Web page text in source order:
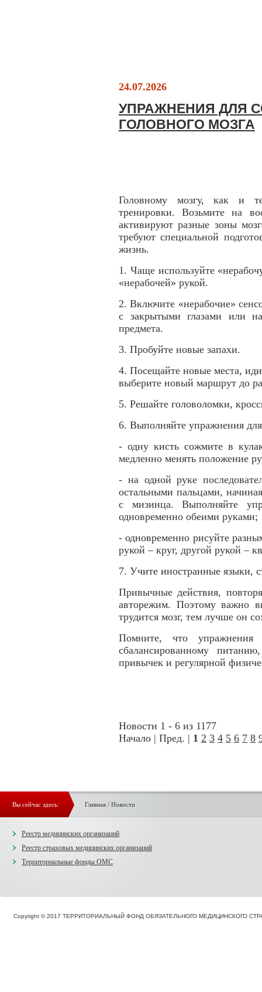
24.07.2026
УПРАЖНЕНИЯ ДЛЯ
ГОЛОВНОГО МОЗГА
Головному мозгу, как и
тренировки. Возьмите на
активируют разные зоны
требуют специальной
жизнь.
1. Чаще используйте
«нерабочей» рукой.
2. Включите «нерабочие»
с закрытыми глазами или
предмета.
3. Пробуйте новые запахи.
4. Посещайте новые места,
выберите новый маршрут до
5. Решайте головоломки,
6. Выполняйте упражнения
- одну кисть сожмите в
медленно менять положение
- на одной руке
остальными пальцами,
с мизинца. Выполняйте
одновременно обеими руками;
- одновременно рисуйте
рукой – круг, другой рукой –
7. Учите иностранные языки,
Привычные действия,
авторежим. Поэтому важно
трудится мозг, тем лучше он
Помните, что
сбалансированному
привычек и регулярной
Новости 1 - 6 из 1177
Начало | Пред. | 1 2 3 4 5 6 7 8
Вы сейчас здесь: Главная/ Новости
Реестр медицинских организаций
Реестр страховых медицинских организаций
Территориальные фонды ОМС
Copyright © 2017 ТЕРРИТОРИАЛЬНЫЙ ФОНД ОБЯЗАТЕЛЬНОГО МЕДИЦИНСКОГО